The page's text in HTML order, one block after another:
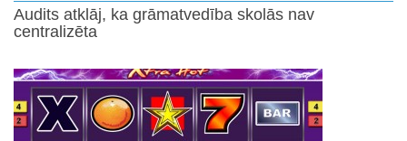
Audits atklāj, ka grāmatvedība skolās nav
centralizēta